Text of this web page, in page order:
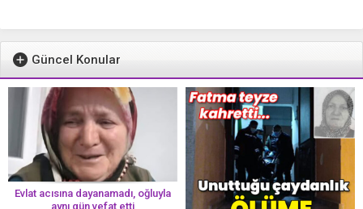
Güncel Konular
Evlat acısına dayanamadı, oğluyla
aynı gün vefat etti